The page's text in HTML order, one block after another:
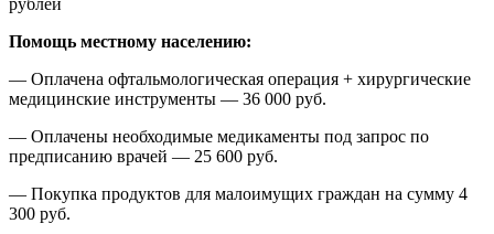
Помощь местному населению:
— Оплачена офтальмологическая операция + хирургические
медицинские инструменты — 36 000 руб.
— Оплачены необходимые медикаменты под запрос по
предписанию врачей — 25 600 руб.
— Покупка продуктов для малоимущих граждан на сумму 4
300 руб.